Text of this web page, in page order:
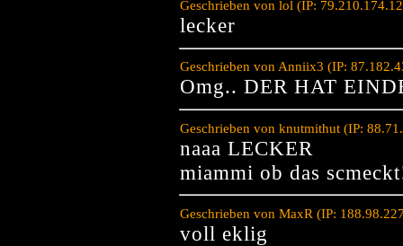
Geschrieben von lol (IP:
lecker
Geschrieben von Anniix3 (IP:
Omg.. DER HAT
Geschrieben von knutmithut (IP:
naaa LECKER
miammi ob das
Geschrieben von MaxR (IP:
voll eklig